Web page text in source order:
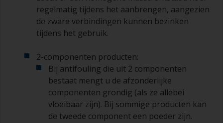
laat ze grondig drogen voordat u deze gebruikt
om vervuiling te voorkomen.
De kwaliteit van de kwasten voor het
die voor het aanbrengen van grondverf en het
aflakken.
U kunt aanzetten tot een minimum beperken
door de kwast onder een hoek van 45° ten
opzichte van het oppervlak te houden.
regelmatig tijdens het aanbrengen, aangezien
de zware verbindingen kunnen bezinken
tijdens het gebruik.
2-componenten producten:
Bij antifouling die uit 2 componenten
bestaat mengt u de afzonderlijke
componenten grondig (als ze allebei
vloeibaar zijn). Bij sommige producten kan
de tweede component een poeder zijn.